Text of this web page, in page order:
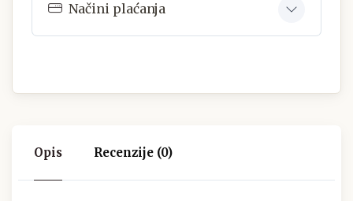
Načini plaćanja
Opis Recenzije (0)